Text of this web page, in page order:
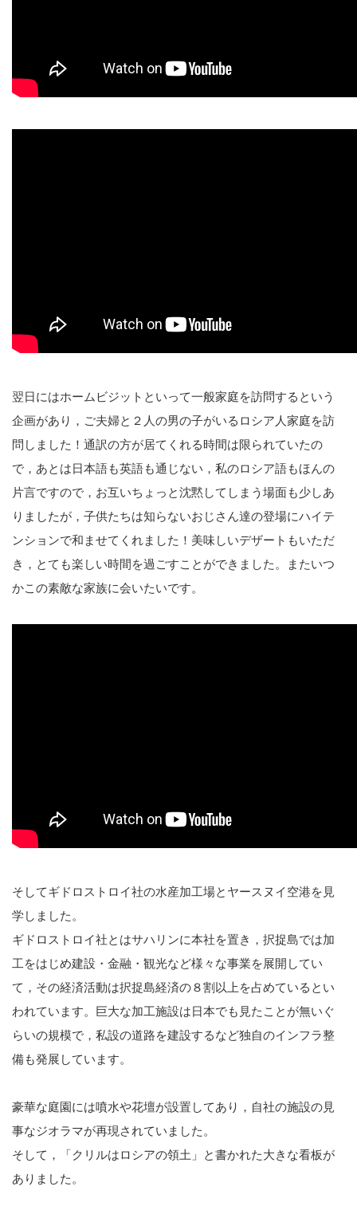
翌日にはホームビジットといって一般家庭を訪問するという
企画があり，ご夫婦と２人の男の子がいるロシア人家庭を訪
問しました！通訳の方が居てくれる時間は限られていたの
で，あとは日本語も英語も通じない，私のロシア語もほんの
片言ですので，お互いちょっと沈黙してしまう場面も少しあ
りましたが，子供たちは知らないおじさん達の登場にハイテ
ンションで和ませてくれました！美味しいデザートもいただ
き，とても楽しい時間を過ごすことができました。またいつ
かこの素敵な家族に会いたいです。
そしてギドロストロイ社の水産加工場とヤースヌイ空港を見
学しました。
ギドロストロイ社とはサハリンに本社を置き，択捉島では加
工をはじめ建設・金融・観光など様々な事業を展開してい
て，その経済活動は択捉島経済の８割以上を占めているとい
われています。巨大な加工施設は日本でも見たことが無いぐ
らいの規模で，私設の道路を建設するなど独自のインフラ整
備も発展しています。
豪華な庭園には噴水や花壇が設置してあり，自社の施設の見
事なジオラマが再現されていました。
そして，「クリルはロシアの領土」と書かれた大きな看板が
ありました。